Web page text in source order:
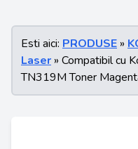
Esti aici: PRODUSE »
Laser » Compatibil cu
TN319M Toner